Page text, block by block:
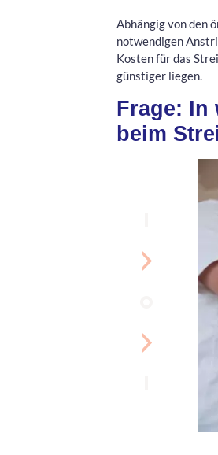
Abhängig von den
notwendigen
Kosten für das
günstiger liegen.
Frage: In
beim